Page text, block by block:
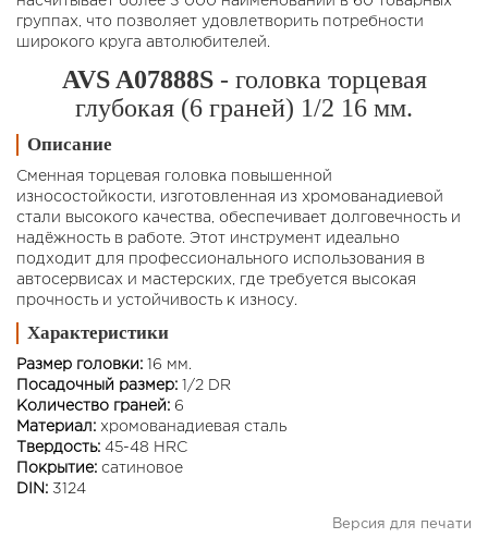
группах, что позволяет удовлетворить потребности
широкого круга автолюбителей.
AVS A07888S- головка торцевая
глубокая (6 граней) 1/2 16 мм.
Описание
Сменная торцевая головка повышенной
износостойкости, изготовленная из хромованадиевой
стали высокого качества, обеспечивает долговечность и
надёжность в работе. Этот инструмент идеально
подходит для профессионального использования в
автосервисах и мастерских, где требуется высокая
прочность и устойчивость к износу.
Характеристики
Размер головки: 16 мм.
Посадочный размер: 1/2 DR
Количество граней: 6
Материал: хромованадиевая сталь
Твердость: 45-48 HRC
Покрытие: сатиновое
DIN: 3124
Версия для печати